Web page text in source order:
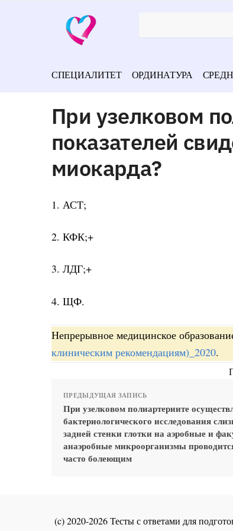
СПЕЦИАЛИТЕТ ОРДИНАТУРА
При узелковом
показателей
миокарда?
1. АСТ;
2. КФК;+
3. ЛДГ;+
4. ЩФ.
Непрерывное медицинское
клиническим рекомендациям)_2020.
ПРЕДЫДУЩАЯ ЗАПИСЬ
При узелковом полиартериите
бактериологического исследования
задней стенки глотки на аэробные и
анаэробные микроорганизмы
часто болеющим
(c) 2020-2026 Тесты с ответами для